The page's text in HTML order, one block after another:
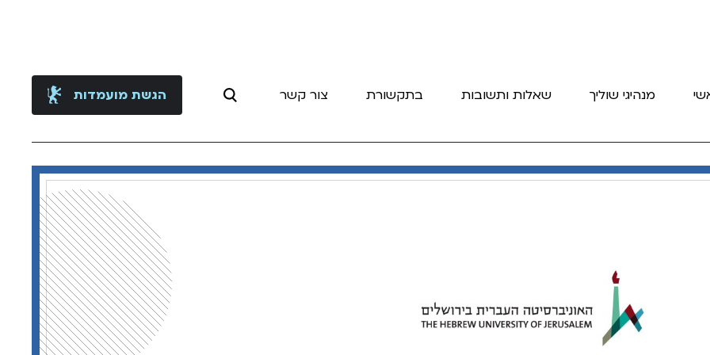
מנהיגי שוליך שאלות ותשובות בתקשורת צור קשר הגשת מועמדות